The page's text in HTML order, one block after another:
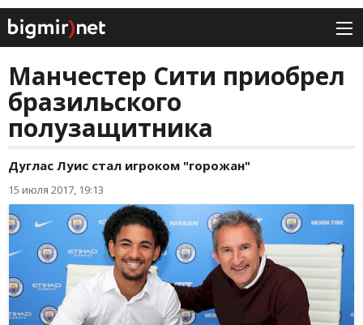
Манчестер Сити приобрел
бразильского
полузащитника
Дуглас Луис стал игроком "горожан"
15 июля 2017, 19:13